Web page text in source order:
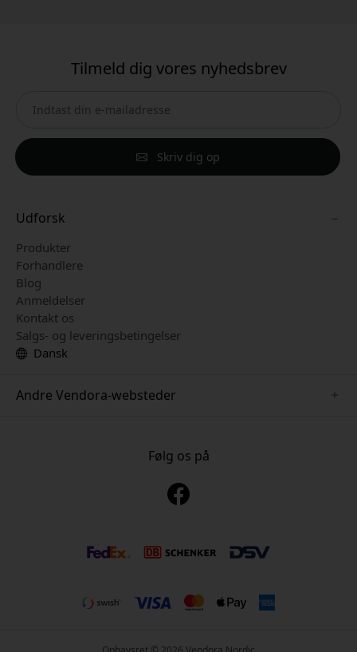
Tilmeld dig vores nyhedsbrev
Skriv dig op
Udforsk
Produkter
Forhandlere
Blog
Anmeldelser
Kontakt os
Salgs- og leveringsbetingelser
Dansk
Andre Vendora-websteder
www.nordicsmartlight.seFølg os på